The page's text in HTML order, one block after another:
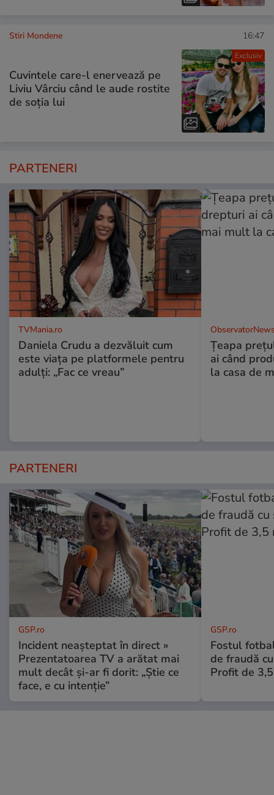
Exclusiv
Stiri Mondene 16:47
Cuvintele care-l enervează pe
Liviu Vârciu când le aude rostite
de soția lui
PARTENERI
TVMania.ro
Daniela Crudu a dezvăluit cum
este viața pe platformele pentru
adulți: „Fac ce vreau”
Țeapa
ai când
la casa de
PARTENERI
GSP.ro
Incident neașteptat în direct »
Prezentatoarea TV a arătat mai
mult decât și-ar fi dorit: „Știe ce
face, e cu intenție”
GSP.ro
Fostul
de fraudă
Profit de